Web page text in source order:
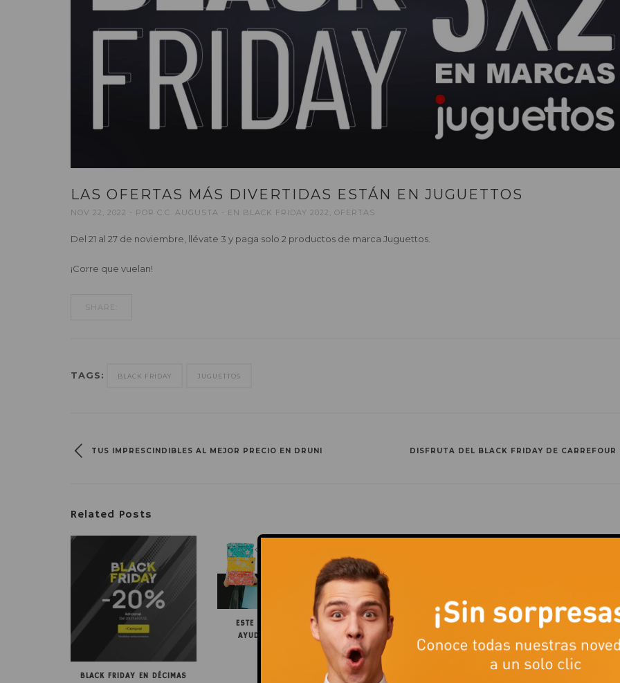
LAS OFERTAS MÁS DIVERTIDAS ESTÁN EN JUGUETTOS
NOV 22, 2022 POR C.C. AUGUSTA EN BLACK FRIDAY 2022 OFERTAS
Del 21 al 27 de noviembre, llévate 3 y paga solo 2 productos de marca Juguettos.
¡Corre que vuelan!
SHARE:
TAGS: BLACK FRIDAY JUGUETTOS
TUS IMPRESCINDIBLES AL MEJOR PRECIO EN DRUNI DISFRUTA DEL BLACK FRIDAY DE CARREFOUR
Related Posts
BLACK FRIDAY EN DÉCIMAS
ESTE BLACK FRIDAY TE
AYUDAMOS CON TUS
¿LAS MEJORES PROMOCIONES?